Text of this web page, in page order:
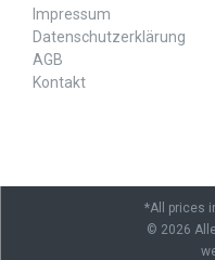
Impressum
Daten­schutz­erklärung
AGB
Kontakt
*All prices
© 2026